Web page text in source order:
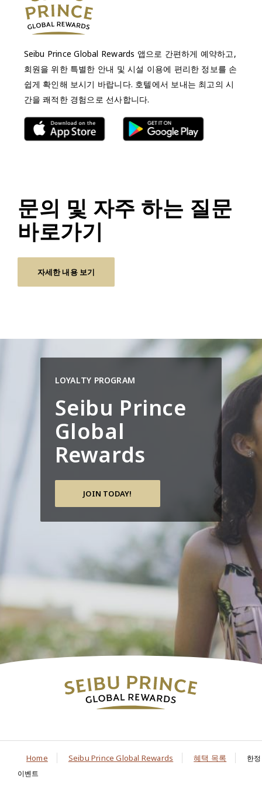
Seibu Prince Global Rewards 앱으로 간편하게 예약하고,
회원을 위한 특별한 안내 및 시설 이용에 편리한 정보를 손
쉽게 확인해 보시기 바랍니다. 호텔에서 보내는 최고의 시
간을 쾌적한 경험으로 선사합니다.
문의 및 자주 하는 질문
바로가기
자세한 내용 보기
LOYALTY PROGRAM
Seibu Prince
Global
Rewards
JOIN TODAY!
Home Seibu Prince Global Rewards 혜택 목록
한정
이벤트